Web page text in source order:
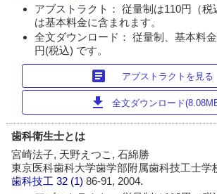
アブストラクト： 従量制は110円（税
は基本料金に含まれます。
全文ダウンロード： 従量制、基本料
円(税込) です。
article アブストラクトを見る
download 全文ダウンロード
歯科衛生士とは
宮崎法子, 天野えつこ, 石綿勝
東京医科歯科大学歯学部附属歯科技工士学
歯科技工 32 (1)86-91, 2004.